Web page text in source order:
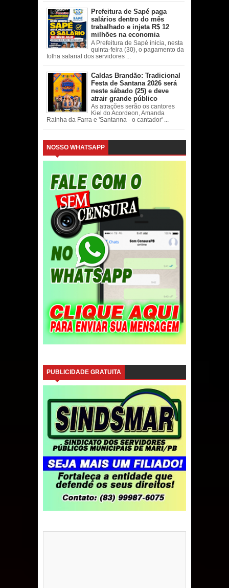
Prefeitura de Sapé paga
salários dentro do mês
trabalhado e injeta R$ 12
milhões na economia
A Prefeitura de Sapé inicia, nesta
quinta-feira (30), o pagamento da
folha salarial dos servidores ...
Caldas Brandão: Tradicional
Festa de Santana 2026 será
neste sábado (25) e deve
atrair grande público
As atrações serão os cantores
Kiel do Acordeon, Amanda
Rainha da Farra e 'Santanna - o cantador' ...
NOSSO WHATSAPP
PUBLICIDADE GRATUITA